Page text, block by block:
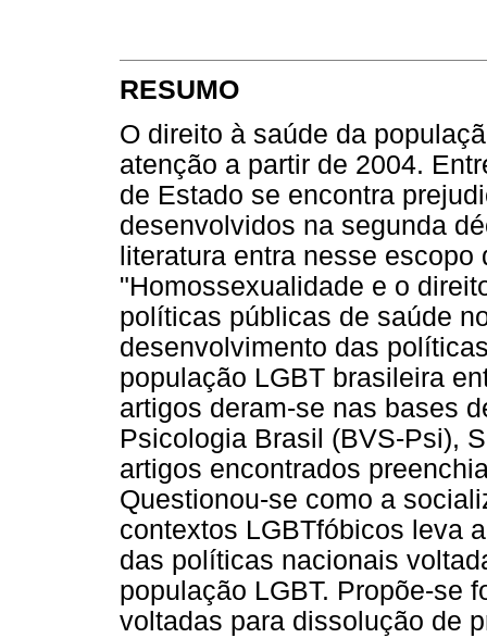
RESUMO
O direito à saúde da
atenção a partir de 2004.
de Estado se encontra
desenvolvidos na segunda
literatura entra nesse
"Homossexualidade e o
políticas públicas de saúde
desenvolvimento das
população LGBT brasileira
artigos deram-se nas bases
Psicologia Brasil (BVS-Psi),
artigos encontrados
Questionou-se como a
contextos LGBTfóbicos leva
das políticas nacionais
população LGBT. Propõe-se
voltadas para dissolução de